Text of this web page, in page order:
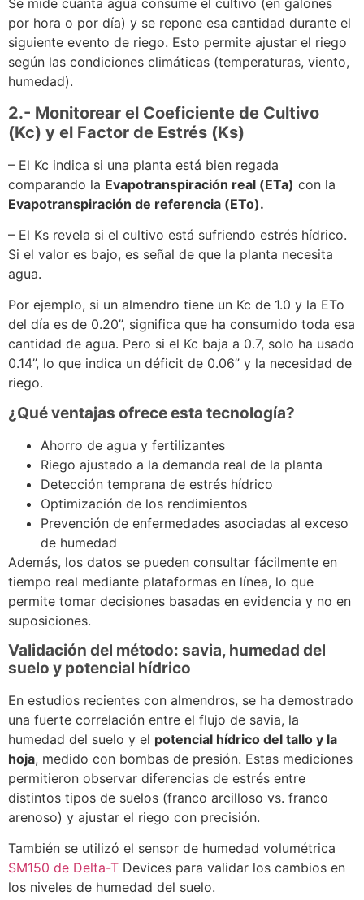
Se mide cuánta agua consume el cultivo (en galones
por hora o por día) y se repone esa cantidad durante el
siguiente evento de riego. Esto permite ajustar el riego
según las condiciones climáticas (temperaturas, viento,
humedad).
2.- Monitorear el Coeficiente de Cultivo
(Kc) y el Factor de Estrés (Ks)
– El Kc indica si una planta está bien regada
comparando la Evapotranspiración real (ETa) con la
Evapotranspiración de referencia (ETo).
– El Ks revela si el cultivo está sufriendo estrés hídrico.
Si el valor es bajo, es señal de que la planta necesita
agua.
Por ejemplo, si un almendro tiene un Kc de 1.0 y la ETo
del día es de 0.20”, significa que ha consumido toda esa
cantidad de agua. Pero si el Kc baja a 0.7, solo ha usado
0.14”, lo que indica un déficit de 0.06” y la necesidad de
riego.
¿Qué ventajas ofrece esta tecnología?
Ahorro de agua y fertilizantes
Riego ajustado a la demanda real de la planta
Detección temprana de estrés hídrico
Optimización de los rendimientos
Prevención de enfermedades asociadas al exceso
de humedad
Además, los datos se pueden consultar fácilmente en
tiempo real mediante plataformas en línea, lo que
permite tomar decisiones basadas en evidencia y no en
suposiciones.
Validación del método: savia, humedad del
suelo y potencial hídrico
En estudios recientes con almendros, se ha demostrado
una fuerte correlación entre el flujo de savia, la
humedad del suelo y el potencial hídrico del tallo y la
hoja, medido con bombas de presión. Estas mediciones
permitieron observar diferencias de estrés entre
distintos tipos de suelos (franco arcilloso vs. franco
arenoso) y ajustar el riego con precisión.
También se utilizó el sensor de humedad volumétrica
SM150 de Delta-T Devices para validar los cambios en
los niveles de humedad del suelo.